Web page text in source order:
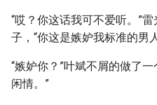
“哎？你这话我可不爱听。”
子，“你这是嫉妒我标准的男
“嫉妒你？”叶斌不屑的做了
闲情。”